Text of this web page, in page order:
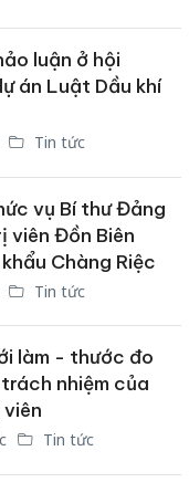
luận ở hội
án Luật Dầu khí
Tin tức
vụ Bí thư Đảng
viên Đồn Biên
Chàng Riệc
Tin tức
làm - thước đo
nhiệm của
Tin tức